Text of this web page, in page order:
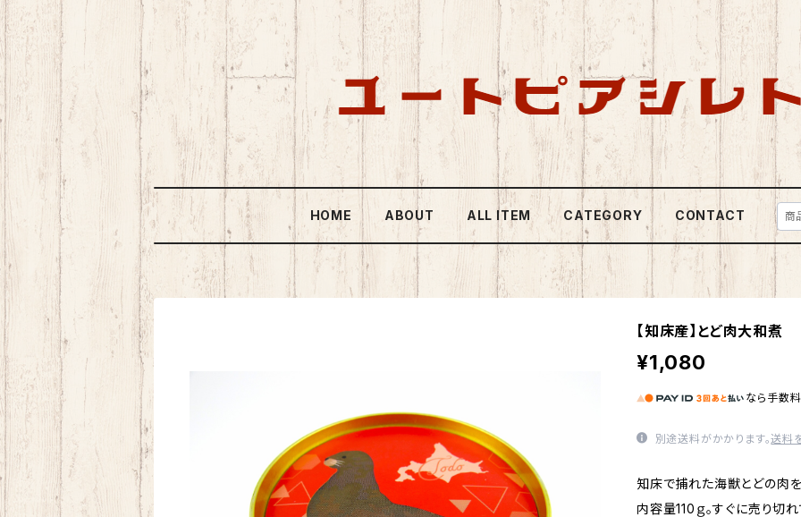
HOME ABOUT ALL ITEM CATEGORY CONTACT
【知床産】とど肉大和煮
¥1,080
なら 手数
別途送料がかかります。送料
知床で捕れた海獣とどの肉
内容量110ｇ。すぐに売り切